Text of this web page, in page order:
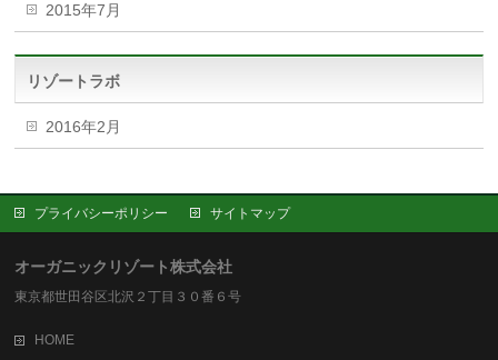
2015年7月
リゾートラボ
2016年2月
プライバシーポリシー サイトマップ
オーガニックリゾート株式会社
東京都世田谷区北沢２丁目３０番６号
HOME